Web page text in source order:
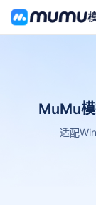
MuMu模
适配